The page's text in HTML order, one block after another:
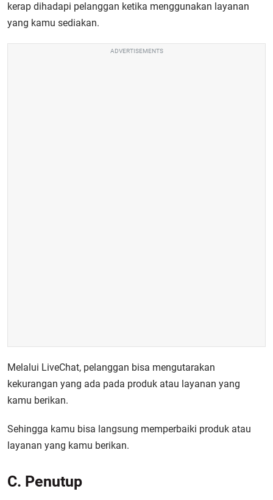
kerap dihadapi pelanggan ketika menggunakan layanan
yang kamu sediakan.
ADVERTISEMENTS
Melalui LiveChat, pelanggan bisa mengutarakan
kekurangan yang ada pada produk atau layanan yang
kamu berikan.
Sehingga kamu bisa langsung memperbaiki produk atau
layanan yang kamu berikan.
C. Penutup